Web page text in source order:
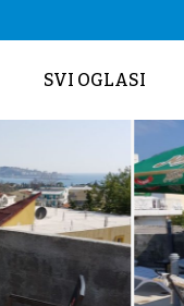
SVI OGLASI